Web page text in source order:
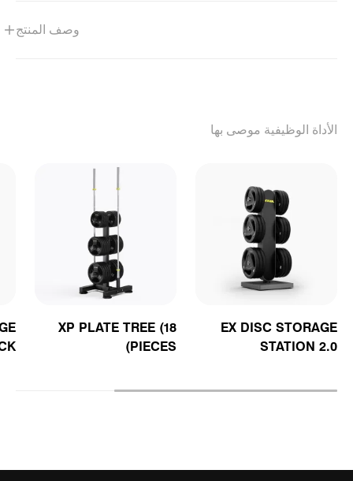
وصف المنتج
الأداة الوظيفية موصى بها
EX DISC STORAGE
STATION 2.0
XP PLATE TREE (18
PIECES)